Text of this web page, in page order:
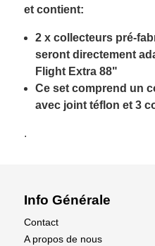
et contient:
2 x collecteurs pré-
seront directement
Flight Extra 88"
Ce set comprend un
avec joint téflon et 3
.
Info Générale
Contact
A propos de nous